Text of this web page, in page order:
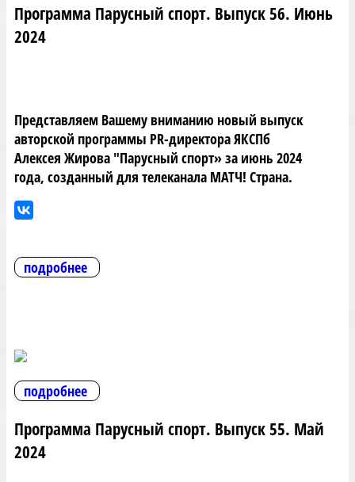
Программа Парусный спорт. Выпуск 56. Июнь
2024
Представляем Вашему вниманию новый выпуск
авторской программы PR-директора ЯКСПб
Алексея Жирова "Парусный спорт» за июнь 2024
года, созданный для телеканала МАТЧ! Страна.
подробнее
подробнее
Программа Парусный спорт. Выпуск 55. Май
2024